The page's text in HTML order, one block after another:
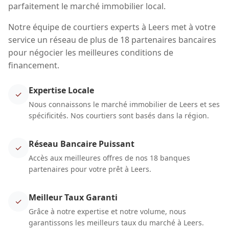
parfaitement le marché immobilier local.
Notre équipe de courtiers experts à Leers met à votre
service un réseau de plus de 18 partenaires bancaires
pour négocier les meilleures conditions de
financement.
✓ Expertise Locale
Nous connaissons le marché immobilier de Leers et ses
spécificités. Nos courtiers sont basés dans la région.
✓ Réseau Bancaire Puissant
Accès aux meilleures offres de nos 18 banques
partenaires pour votre prêt à Leers.
✓ Meilleur Taux Garanti
Grâce à notre expertise et notre volume, nous
garantissons les meilleurs taux du marché à Leers.